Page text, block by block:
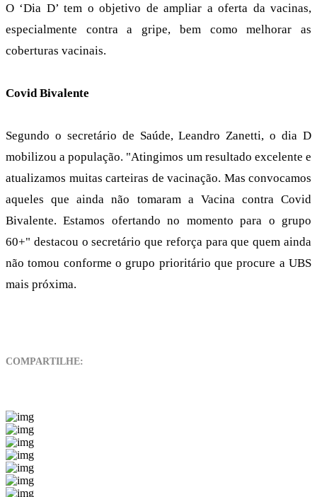
O ‘Dia D’ tem o objetivo de ampliar a oferta da vacinas,
especialmente contra a gripe, bem como melhorar as
coberturas vacinais.
Covid Bivalente
Segundo o secretário de Saúde, Leandro Zanetti, o dia D
mobilizou a população. "Atingimos um resultado excelente e
atualizamos muitas carteiras de vacinação. Mas convocamos
aqueles que ainda não tomaram a Vacina contra Covid
Bivalente. Estamos ofertando no momento para o grupo
60+" destacou o secretário que reforça para que quem ainda
não tomou conforme o grupo prioritário que procure a UBS
mais próxima.
COMPARTILHE: